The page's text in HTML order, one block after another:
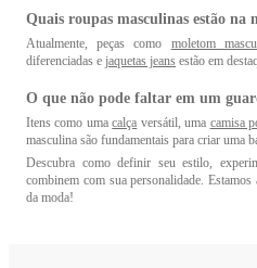
Como encontrar seu
masculina:
Não sabe muito bem qual o seu estilo,
para encontrar aquele que melhor se alinha
• Identificar suas preferências: Analise suas
sentir mais confiante.
• Misturar e combinar: Não tenha medo
criar algo verdadeiramente único.
Quais roupas masculinas estão na
Atualmente, peças como moletom
diferenciadas e jaquetas jeans estão em
O que não pode faltar em um
Itens como umacalça versátil, uma camisa
masculina são fundamentais para criar uma
Descubra como definir seu estilo,
combinem com sua personalidade.
da moda!